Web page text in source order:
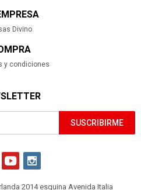
Divino
y condiciones
SUSCRIBIRME
 
2014 esquina Avenida Italia